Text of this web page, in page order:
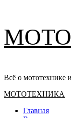
содержимому
Всё о мототехнике
Основное
МОТОТЕХНИКА
Главная